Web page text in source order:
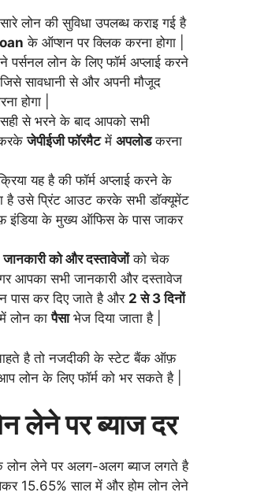
लोन की सुविधा उपलब्ध कराइ गई है
के ऑप्शन पर क्लिक करना होगा |
लोन के लिए फॉर्म अप्लाई करने
सावधानी से और अपनी मौजूद
होगा |
से भरने के बाद आपको सभी
करकेजेपीईजी फॉरमैटमें अपलोडकरना
यह है की फॉर्म अप्लाई करने के
है उसे प्रिंट आउट करके सभी डॉक्यूमेंट
इंडिया के मुख्य ऑफिस के पास जाकर
जानकारी को और दस्तावेजोंको चेक
आपका सभी जानकारी और दस्तावेज
पास कर दिए जाते है और 2 से 3 दिनों
लोन कापैसाभेज दिया जाता है |
है तो नजदीकी के स्टेट बैंक ऑफ़
लोन के लिए फॉर्म को भर सकते है |
लेने पर ब्याज दर
लेने पर अलग-अलग ब्याज लगते है
15.65% साल में और होम लोन लेने